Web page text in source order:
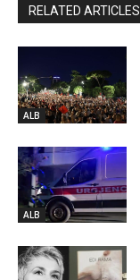
RELATED ARTICLES
ALB
ALB